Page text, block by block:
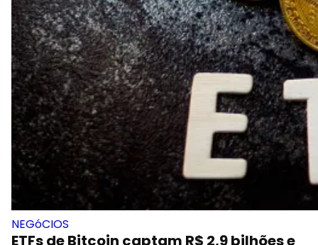
NEGóCIOS
ETFs de Bitcoin captam R$ 2,9 bilhões e